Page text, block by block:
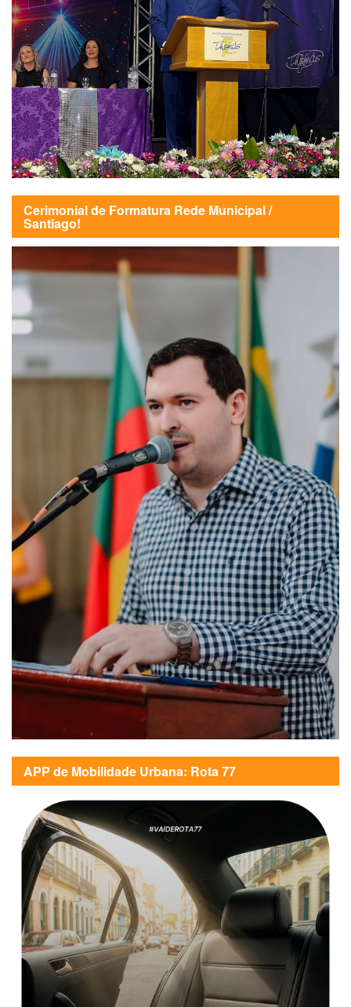
Cerimonial de Formatura Rede Municipal /
Santiago!
APP de Mobilidade Urbana: Rota 77